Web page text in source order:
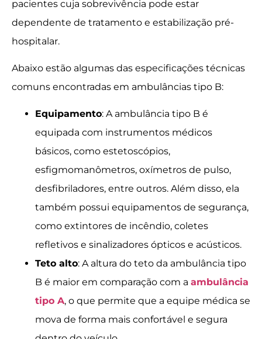
pacientes cuja sobrevivência pode estar
dependente de tratamento e estabilização pré-
hospitalar.
Abaixo estão algumas das especificações técnicas
comuns encontradas em ambulâncias tipo B:
Equipamento: A ambulância tipo B é
equipada com instrumentos médicos
básicos, como estetoscópios,
esfigmomanômetros, oxímetros de pulso,
desfibriladores, entre outros. Além disso, ela
também possui equipamentos de segurança,
como extintores de incêndio, coletes
refletivos e sinalizadores ópticos e acústicos.
Teto alto: A altura do teto da ambulância tipo
B é maior em comparação com a ambulância
tipo A, o que permite que a equipe médica se
mova de forma mais confortável e segura